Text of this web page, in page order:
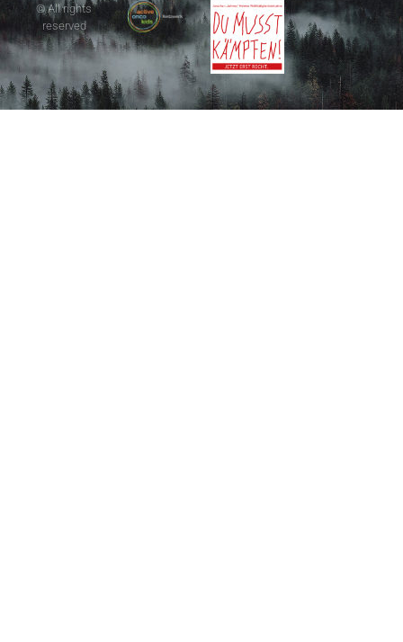
© All rights
reserved